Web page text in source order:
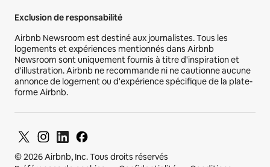
Exclusion de responsabilité
Airbnb Newsroom est destiné aux journalistes. Tous les
logements et expériences mentionnés dans Airbnb
Newsroom sont uniquement fournis à titre d'inspiration et
d'illustration. Airbnb ne recommande ni ne cautionne aucune
annonce de logement ou d'expérience spécifique de la plate-
forme Airbnb.
© 2026 Airbnb, Inc. Tous droits réservés